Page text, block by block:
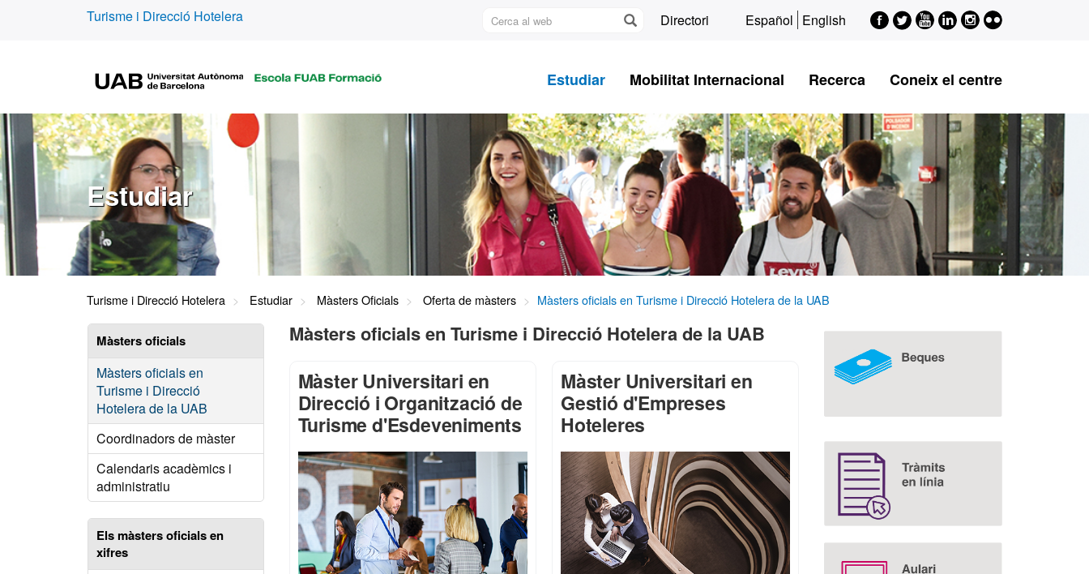
Turisme i Direcció Hotelera
Cerca
Directori Español English Facebook
Twitter
Youtube
LinkedIn
Instagram
Flickr
B
Estudiar Mobilitat Internacional Recerca Coneix el centre
Estudiar
Turisme i Direcció Hotelera Estudiar Màsters Oficials Oferta de màsters Màsters oficials en Turisme i Direcció Hotelera de la UAB
Màsters oficials
Màsters oficials en
Turisme i Direcció
Hotelera de la UAB
Coordinadors de màster
Calendaris acadèmics i
administratiu
Els màsters oficials en
xifres
Màsters oficials en Turisme i Direcció Hotelera de la UAB
Màster Universitari en
Direcció i Organització de
Turisme d'Esdeveniments
Màster Universitari en
Gestió d'Empreses
Hoteleres
Informació
complementària